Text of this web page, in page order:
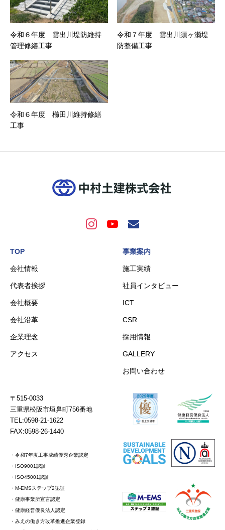
令和６年度 雲出川堤防維持
管理修繕工事
令和７年度 雲出川須ヶ瀬堤
防整備工事
令和６年度 櫛田川維持修繕
工事
TOP
会社情報
代表者挨拶
会社概要
会社沿革
企業理念
アクセス
事業案内
施工実績
社員インタビュー
ICT
CSR
採用情報
GALLERY
お問い合わせ
〒515-0033
三重県松阪市垣鼻町756番地
TEL:0598-21-1622
FAX:0598-26-1440
・令和7年度工事成績優秀企業認定
・ISO9001認証
・ISO45001認証
・M-EMSステップ2認証
・健康事業所宣言認定
・健康経営優良法人認定
・みえの働き方改革推進企業登録